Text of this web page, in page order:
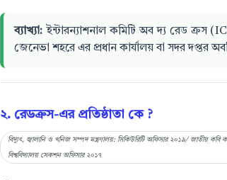
ব্যাখ্যা: ইন্টারন্যাশনাল কমিটি অব দ্য রেড ক্রস
জেনেভা শহরে এর প্রধান কার্যালয় বা সদর দপ্তর
২. রেডক্রস-এর প্রতিষ্ঠাতা কে ?
বিদ্যুৎ, জ্বালানি ও খনিজ সম্পদ মন্ত্রণালয়: সিকিউরিটি অফিসার ২০১৯/ জাতীয়
বিশ্ববিদ্যালয় সেকশন অফিসার ২০১৭